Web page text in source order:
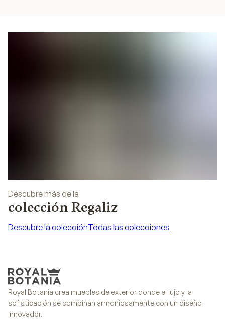
Descubre más de la
colección Regaliz
Descubre la colecciónTodas las colecciones
Royal Botania crea muebles de exterior donde el lujo y la
sofisticación se combinan armoniosamente con un diseño
innovador.